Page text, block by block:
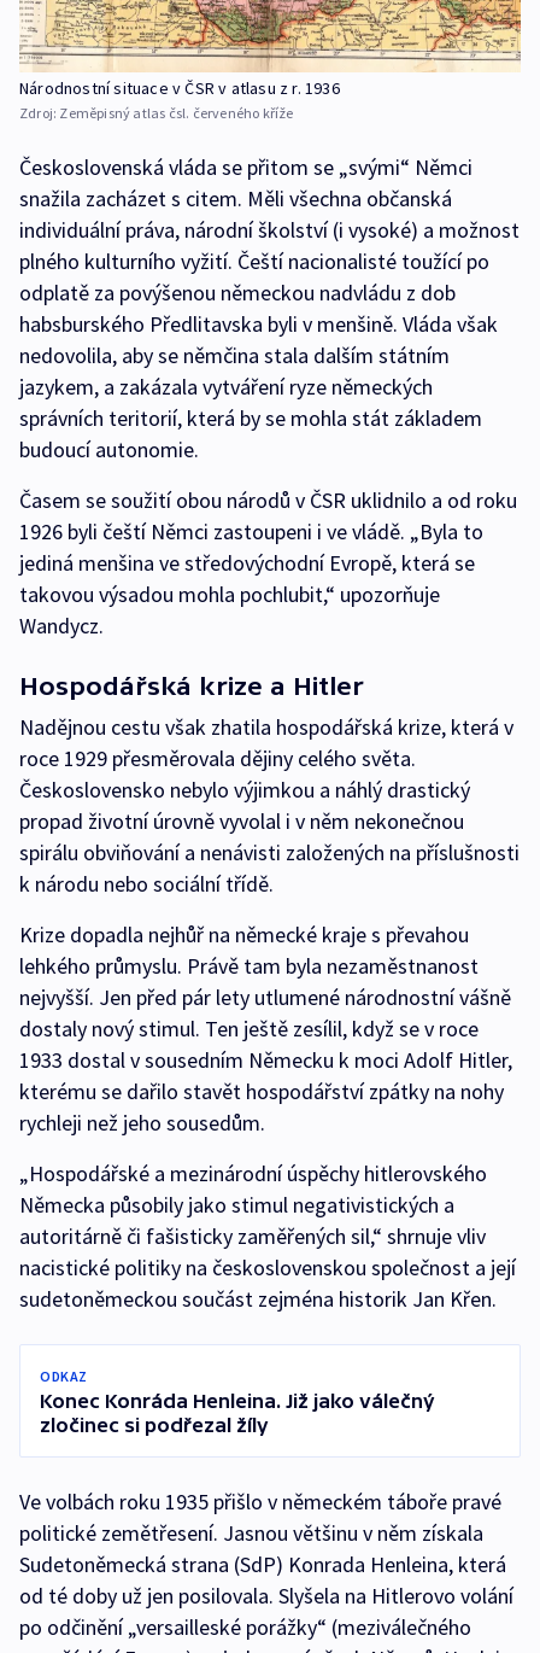
Národnostní situace v ČSR v atlasu z r. 1936
Zdroj: Zeměpisný atlas čsl. červeného kříže
Československá vláda se přitom se „svými“ Němci
snažila zacházet s citem. Měli všechna občanská
individuální práva, národní školství (i vysoké) a možnost
plného kulturního vyžití. Čeští nacionalisté toužící po
odplatě za povýšenou německou nadvládu z dob
habsburského Předlitavska byli v menšině. Vláda však
nedovolila, aby se němčina stala dalším státním
jazykem, a zakázala vytváření ryze německých
správních teritorií, která by se mohla stát základem
budoucí autonomie.
Časem se soužití obou národů v ČSR uklidnilo a od roku
1926 byli čeští Němci zastoupeni i ve vládě. „Byla to
jediná menšina ve středovýchodní Evropě, která se
takovou výsadou mohla pochlubit,“ upozorňuje
Wandycz.
Hospodářská krize a Hitler
Nadějnou cestu však zhatila hospodářská krize, která v
roce 1929 přesměrovala dějiny celého světa.
Československo nebylo výjimkou a náhlý drastický
propad životní úrovně vyvolal i v něm nekonečnou
spirálu obviňování a nenávisti založených na příslušnosti
k národu nebo sociální třídě.
Krize dopadla nejhůř na německé kraje s převahou
lehkého průmyslu. Právě tam byla nezaměstnanost
nejvyšší. Jen před pár lety utlumené národnostní vášně
dostaly nový stimul. Ten ještě zesílil, když se v roce
1933 dostal v sousedním Německu k moci Adolf Hitler,
kterému se dařilo stavět hospodářství zpátky na nohy
rychleji než jeho sousedům.
„Hospodářské a mezinárodní úspěchy hitlerovského
Německa působily jako stimul negativistických a
autoritárně či fašisticky zaměřených sil,“ shrnuje vliv
nacistické politiky na československou společnost a její
sudetoněmeckou součást zejména historik Jan Křen.
ODKAZ
Konec Konráda Henleina. Již jako válečný
zločinec si podřezal žíly
Ve volbách roku 1935 přišlo v německém táboře pravé
politické zemětřesení. Jasnou většinu v něm získala
Sudetoněmecká strana (SdP) Konrada Henleina, která
od té doby už jen posilovala. Slyšela na Hitlerovo volání
po odčinění „versailleské porážky“ (meziválečného